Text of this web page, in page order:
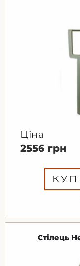
Ціна
2556 грн
Стілець